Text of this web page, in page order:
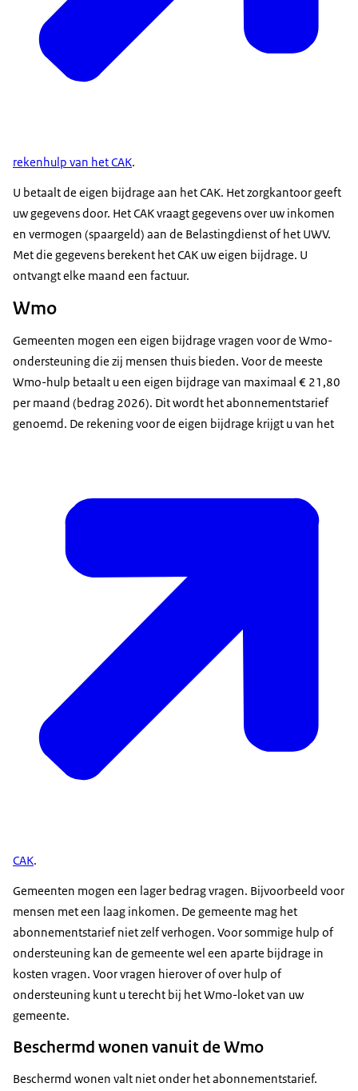
rekenhulp van het CAK.
U betaalt de eigen bijdrage aan het CAK. Het zorgkantoor geeft
uw gegevens door. Het CAK vraagt gegevens over uw inkomen
en vermogen (spaargeld) aan de Belastingdienst of het UWV.
Met die gegevens berekent het CAK uw eigen bijdrage. U
ontvangt elke maand een factuur.
Wmo
Gemeenten mogen een eigen bijdrage vragen voor de Wmo-
ondersteuning die zij mensen thuis bieden. Voor de meeste
Wmo-hulp betaalt u een eigen bijdrage van maximaal € 21,80
per maand (bedrag 2026). Dit wordt het abonnementstarief
genoemd. De rekening voor de eigen bijdrage krijgt u van het
CAK.
Gemeenten mogen een lager bedrag vragen. Bijvoorbeeld voor
mensen met een laag inkomen. De gemeente mag het
abonnementstarief niet zelf verhogen. Voor sommige hulp of
ondersteuning kan de gemeente wel een aparte bijdrage in
kosten vragen. Voor vragen hierover of over hulp of
ondersteuning kunt u terecht bij het Wmo-loket van uw
gemeente.
Beschermd wonen vanuit de Wmo
Beschermd wonen valt niet onder het abonnementstarief.